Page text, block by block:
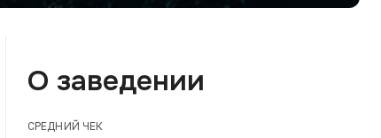
О заведении
СРЕДНИЙ ЧЕК